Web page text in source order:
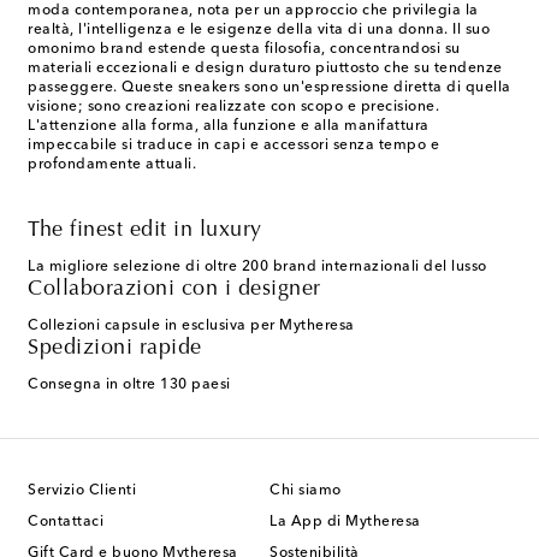
moda contemporanea, nota per un approccio che privilegia la
realtà, l'intelligenza e le esigenze della vita di una donna. Il suo
omonimo brand estende questa filosofia, concentrandosi su
materiali eccezionali e design duraturo piuttosto che su tendenze
passeggere. Queste sneakers sono un'espressione diretta di quella
visione; sono creazioni realizzate con scopo e precisione.
L'attenzione alla forma, alla funzione e alla manifattura
impeccabile si traduce in capi e accessori senza tempo e
profondamente attuali.
The finest edit in luxury
La migliore selezione di oltre 200 brand internazionali del lusso
Collaborazioni con i designer
Collezioni capsule in esclusiva per Mytheresa
Spedizioni rapide
Consegna in oltre 130 paesi
Servizio Clienti
Contattaci
Gift Card e buono Mytheresa
Chi siamo
La App di Mytheresa
Sostenibilità